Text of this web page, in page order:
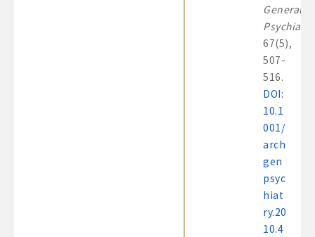
General
Psychiatry
67(5),
507-
516.
DOI:
10.1
001/
arch
gen
psyc
hiat
ry.20
10.4